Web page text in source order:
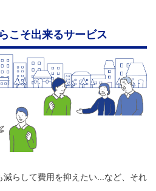
こそ出来るサービス
らして費用を抑えたい...など、それ